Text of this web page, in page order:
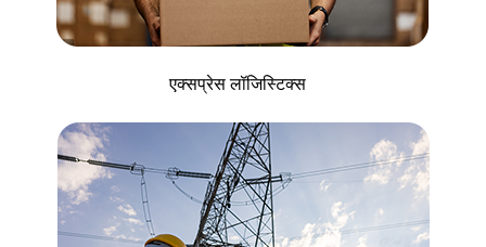
एक्सप्रेस लॉजिस्टिक्स